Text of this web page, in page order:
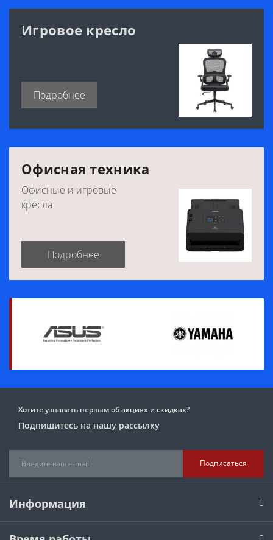
Игровое кресло
Подробнее
Офисная техника
Офисные и игровые
кресла
Подробнее
Хотите узнавать первым об акциях и скидках?
Подпишитесь на нашу рассылку
Подписаться
Информация